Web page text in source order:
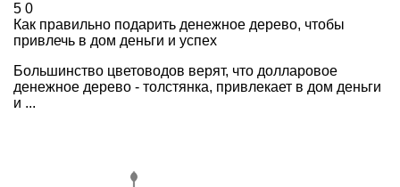
5 0
Как правильно подарить денежное дерево, чтобы
привлечь в дом деньги и успех
Большинство цветоводов верят, что долларовое
денежное дерево - толстянка, привлекает в дом деньги
и ...